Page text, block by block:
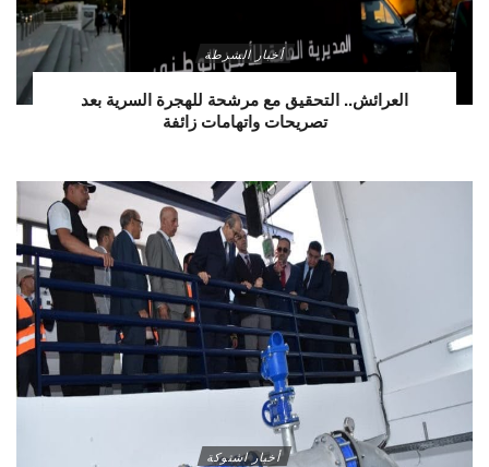
أخبار الشرطة
العرائش.. التحقيق مع مرشحة للهجرة السرية بعد
تصريحات واتهامات زائفة
أخبار اشتوكة